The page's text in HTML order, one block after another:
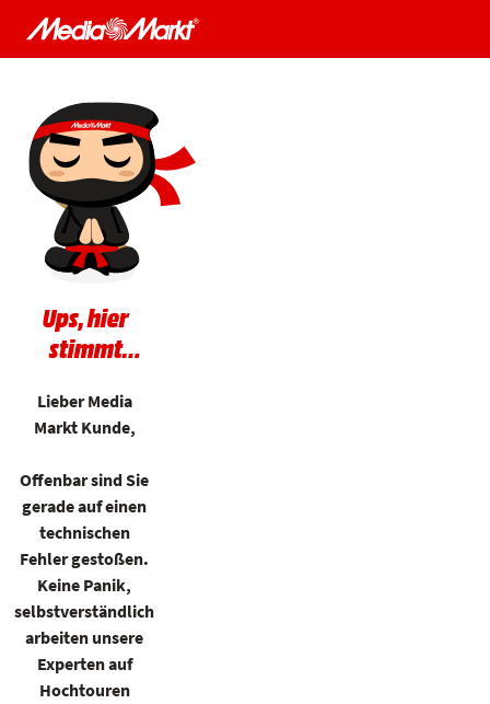
Ups, hier
stimmt
etwas nicht.
Lieber Media
Markt Kunde,
Offenbar sind Sie
gerade auf einen
technischen
Fehler gestoßen.
Keine Panik,
selbstverständlich
arbeiten unsere
Experten auf
Hochtouren